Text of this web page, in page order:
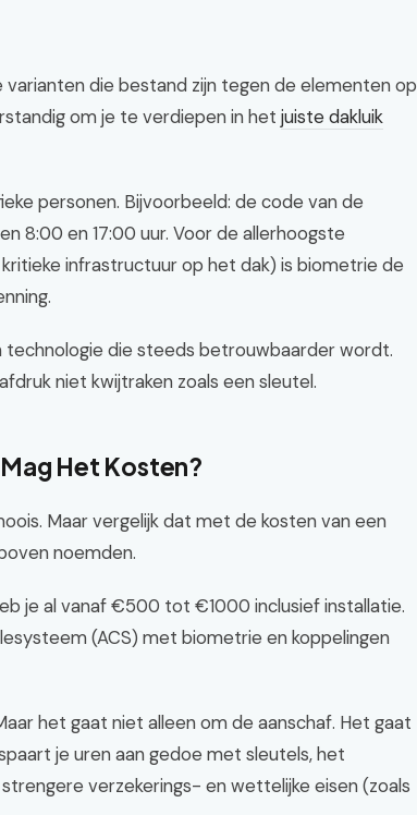
die bestand zijn tegen de elementen op
om je te verdiepen in het juiste dakluik
personen. Bijvoorbeeld: de code van de
8:00 en 17:00 uur. Voor de allerhoogste
infrastructuur op het dak) is biometrie de
technologie die steeds betrouwbaarder wordt.
niet kwijtraken zoals een sleutel.
Het Kosten?
Maar vergelijk dat met de kosten van een
noemden.
je al vanaf €500 tot €1000 inclusief installatie.
(ACS) met biometrie en koppelingen
het gaat niet alleen om de aanschaf. Het gaat
je uren aan gedoe met sleutels, het
verzekerings- en wettelijke eisen (zoals